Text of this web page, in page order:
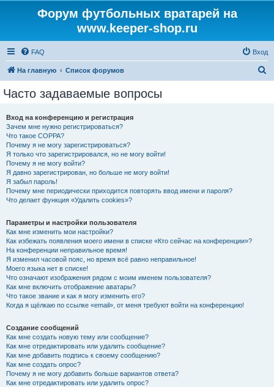
Форум футбольных вратарей на
www.keeper-shop.ru
FAQ Вход
На главную Список форумов
Часто задаваемые вопросы
Вход на конференцию и регистрация
Зачем мне нужно регистрироваться?
Что такое COPPA?
Почему я не могу зарегистрироваться?
Я только что зарегистрировался, но не могу войти!
Почему я не могу войти?
Я давно зарегистрирован, но больше не могу войти!
Я забыл пароль!
Почему мне периодически приходится повторять ввод имени и пароля?
Что делает функция «Удалить cookies»?
Параметры и настройки пользователя
Как мне изменить мои настройки?
Как избежать появления моего имени в списке «Кто сейчас на конференции»?
На конференции неправильное время!
Я изменил часовой пояс, но время всё равно неправильное!
Моего языка нет в списке!
Что означают изображения рядом с моим именем пользователя?
Как мне включить отображение аватары?
Что такое звание и как я могу изменить его?
Когда я щёлкаю по ссылке «email», от меня требуют войти на конференцию!
Создание сообщений
Как мне создать новую тему или сообщение?
Как мне отредактировать или удалить сообщение?
Как мне добавить подпись к своему сообщению?
Как мне создать опрос?
Почему я не могу добавить больше вариантов ответа?
Как мне отредактировать или удалить опрос?